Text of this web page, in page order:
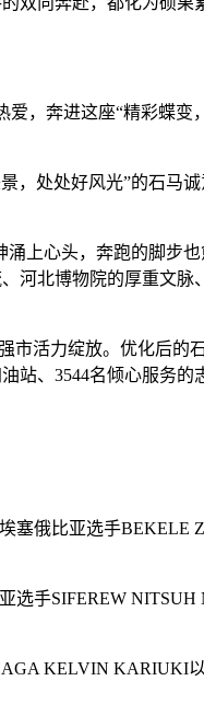
爱，奔进这座“精彩蝶变
，处处好风光”的石马
上心头，奔跑的脚步也
河北博物院的厚重文脉
市活力绽放。优化后的
站、3544名倾心服务的
塞俄比亚选手BEKELE
手SIFEREW NITSUH
KELVIN KARIUKI以